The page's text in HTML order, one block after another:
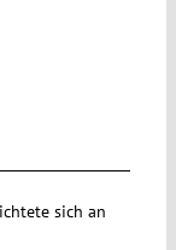
sich an